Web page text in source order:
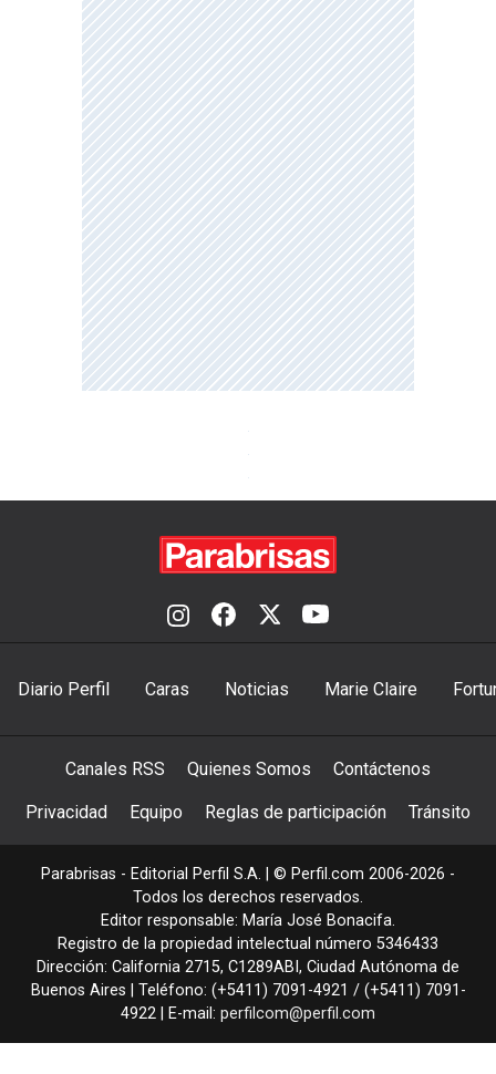
Diario Perfil Caras Noticias Marie Claire
Canales RSS Quienes Somos Contáctenos
Privacidad Equipo Reglas de participación Tránsito
Parabrisas - Editorial Perfil S.A. | © Perfil.com 2006-2026 -
Todos los derechos reservados.
Editor responsable: María José Bonacifa.
Registro de la propiedad intelectual número 5346433
Dirección: California 2715, C1289ABI , Ciudad Autónoma de
Buenos Aires | Teléfono: (+5411) 7091-4921 / (+5411) 7091-
4922 | E-mail: perfilcom@perfil.com